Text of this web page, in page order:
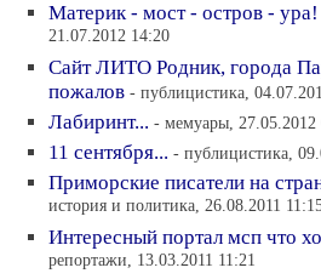
Материк - мост - остров - ура!
21.07.2012 14:20
Сайт ЛИТО Родник, города
пожалов - публицистика,
Лабиринт... - мемуары, 27.05.2012
11 сентября... - публицистика,
Приморские писатели на
история и политика, 26.08.2011
Интересный портал мсп что
репортажи, 13.03.2011 11:21